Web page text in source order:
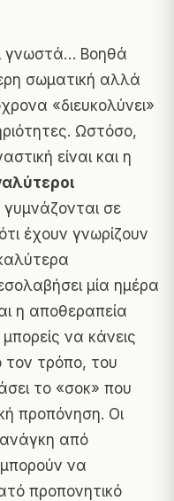
γνωστά… Βοηθά
σωματική αλλά
«διευκολύνει»
Ωστόσο,
είναι και η
γυμνάζονται σε
έχουν γνωρίζουν
μία ημέρα
η αποθεραπεία
να κάνεις
τον τρόπο, του
το «σοκ» που
προπόνηση. Οι
ανάγκη από
να
προπονητικό